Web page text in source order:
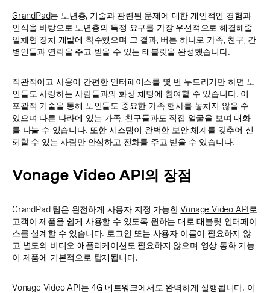
GrandPad는 노년층, 기술과 관련된 문제에 대한 개인적인 경험과
인식을 바탕으로 노년층의 특정 요구를 가장 우선적으로 해결해줄
일체형 장치 개발에 착수했으며 그 결과, 버튼 하나로 가족, 친구, 간
병인들과 연락을 주고 받을 수 있는 태블릿을 완성했습니다.
직관적이고 사용이 간편한 인터페이스를 몇 번 두드리기만 하면 노
인들도 사랑하는 사람들과의 화상 채팅에 참여할 수 있습니다. 이
포괄적 기술을 통해 노인들도 중요한 가족 행사를 놓치지 않을 수
있으며 다른 나라에 있는 가족, 친구들과도 직접 얼굴을 보며 대화
를 나눌 수 있습니다. 또한 시스템이 완벽한 보안 체계를 갖추어 신
뢰할 수 있는 사람만 안심하고 전화를 주고 받을 수 있습니다.
Vonage Video API의 장점
GrandPad 팀은 완전하게 사용자 지정 가능한Vonage Video API 로
고객이 제품을 쉽게 사용할 수 있도록 원하는 대로 태블릿 인터페이
스를 설계할 수 있습니다. 로그인 또는 사용자 이름이 필요하지 않
고 별도의 비디오 애플리케이션도 필요하지 않으며 영상 통화 기능
이 제품에 기본적으로 탑재됩니다.
Vonage Video API는 4G 네트워크에서도 완벽하게 실행됩니다. 이